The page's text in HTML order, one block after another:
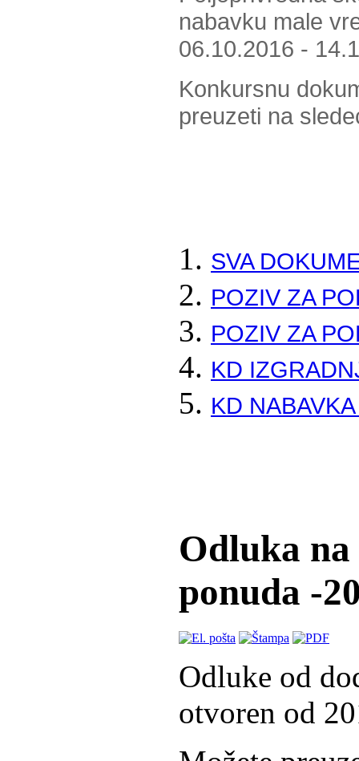
nabavku male
06.10.2016 -
Konkursnu
preuzeti na
SVA
POZIV ZA
POZIV ZA
KD
KD
Odluka na
ponuda -
Odluke od
otvoren od